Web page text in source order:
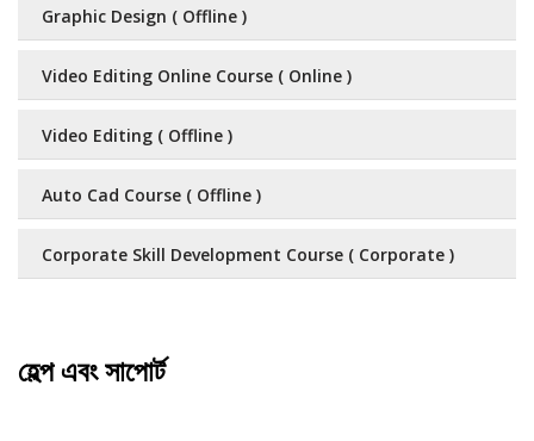
Graphic Design ( Offline )
Video Editing Online Course ( Online )
Video Editing ( Offline )
Auto Cad Course ( Offline )
Corporate Skill Development Course ( Corporate )
হেল্প এবং সাপোর্ট